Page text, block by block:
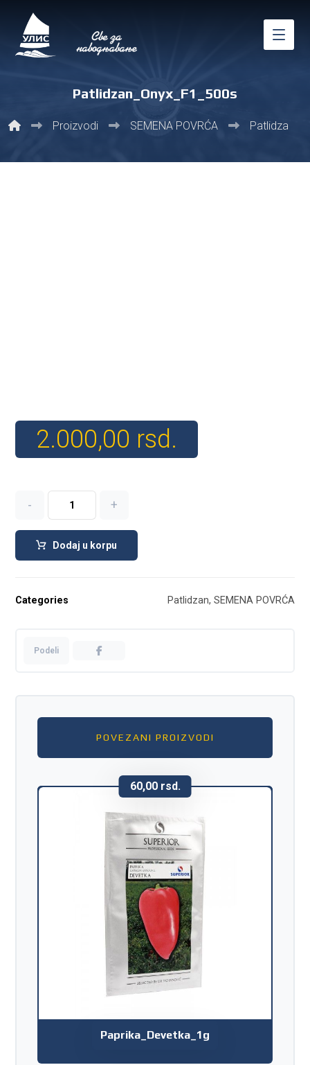
Patlidzan_Onyx_F1_500s
Proizvodi SEMENA POVRĆA Patlidzan
2.000,00 rsd.
- +
Dodaj u korpu
Categories Patlidzan, SEMENA POVRĆA
POVEZANI PROIZVODI
Paprika_Devetka_1g
60,00 rsd.